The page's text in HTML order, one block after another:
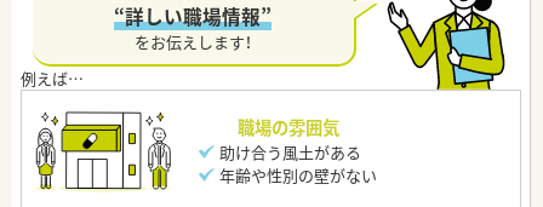
“詳しい職場情報”
をお伝えします！
職場の雰囲気
助け合う風土がある
年齢や性別の壁がない